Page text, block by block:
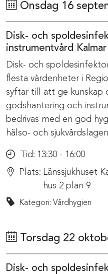
Onsdag 16
Disk- och
instrumentvård Kalmar
Disk- och
flesta vårdenheter i
syftar till att ge kunskap
godshantering och
bedrivas med en god
hälso- och
Tid: 13:30 - 16:00
Plats: Länssjukhuset
hus 2 plan 9
Kategori: Vårdhygien
Torsdag 22
Disk- och